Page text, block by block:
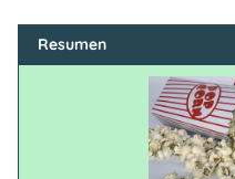
Resumen